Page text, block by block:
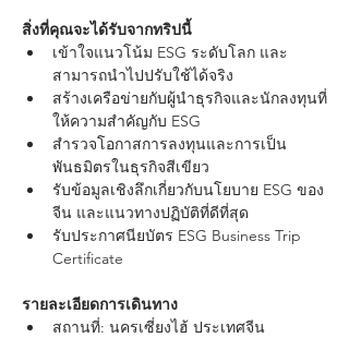
สิ่งที่คุณจะได้รับจากทริปนี้
เข้าใจแนวโน้ม ESG ระดับโลก และ
สามารถนำไปปรับใช้ได้จริง
สร้างเครือข่ายกับผู้นำธุรกิจและนักลงทุนที่
ให้ความสำคัญกับ ESG
สำรวจโอกาสการลงทุนและการเป็น
พันธมิตรในธุรกิจสีเขียว
รับข้อมูลเชิงลึกเกี่ยวกับนโยบาย ESG ของ
จีน และแนวทางปฏิบัติที่ดีที่สุด
รับประกาศนียบัตร ESG Business Trip
Certificate
รายละเอียดการเดินทาง
สถานที่: นครเซี่ยงไฮ้ ประเทศจีน